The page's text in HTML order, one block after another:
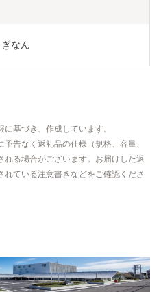
なん
基づき、作成しています。
告なく返礼品の仕様（規格、容量、
る場合がございます。お届けした返
ている注意書きなどをご確認くださ